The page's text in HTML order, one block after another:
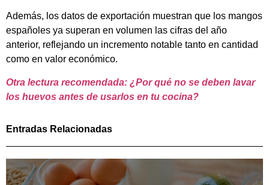
Además, los datos de exportación muestran que los mangos
españoles ya superan en volumen las cifras del año
anterior, reflejando un incremento notable tanto en cantidad
como en valor económico.
Otra lectura recomendada: ¿Por qué no se deben lavar
los huevos antes de usarlos en tu cocina?
Entradas Relacionadas